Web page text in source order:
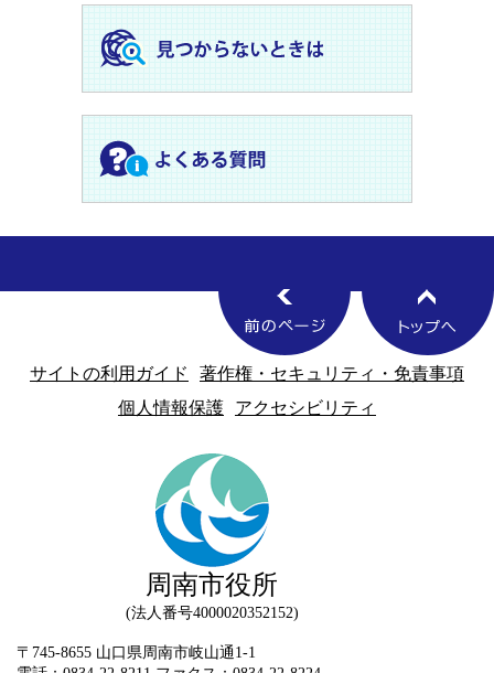
サイトの利用ガイド
著作権・セキュリティ・免責事項
個人情報保護
アクセシビリティ
周南市役所
法人番号4000020352152
〒745-8655 山口県周南市岐山通1-1